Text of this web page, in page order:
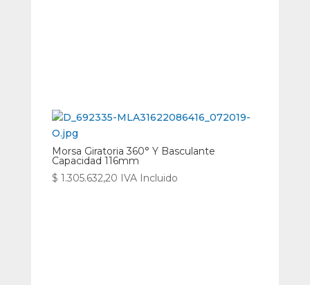
Morsa Giratoria 360° Y Basculante
Capacidad 116mm
$ 1.305.632,20 IVA Incluido